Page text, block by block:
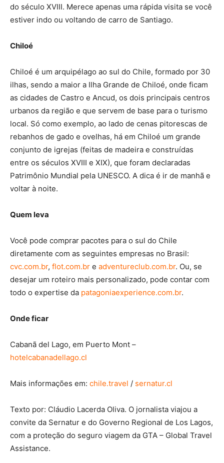
do século XVIII. Merece apenas uma rápida visita se você
estiver indo ou voltando de carro de Santiago.
Chiloé
Chiloé é um arquipélago ao sul do Chile, formado por 30
ilhas, sendo a maior a Ilha Grande de Chiloé, onde ficam
as cidades de Castro e Ancud, os dois principais centros
urbanos da região e que servem de base para o turismo
local. Só como exemplo, ao lado de cenas pitorescas de
rebanhos de gado e ovelhas, há em Chiloé um grande
conjunto de igrejas (feitas de madeira e construídas
entre os séculos XVIII e XIX), que foram declaradas
Patrimônio Mundial pela UNESCO. A dica é ir de manhã e
voltar à noite.
Quem leva
Você pode comprar pacotes para o sul do Chile
diretamente com as seguintes empresas no Brasil:
cvc.com.br, flot.com.br e adventureclub.com.br. Ou, se
desejar um roteiro mais personalizado, pode contar com
todo o expertise da patagoniaexperience.com.br.
Onde ficar
Cabanã del Lago, em Puerto Mont –
hotelcabanadellago.cl
Mais informações em: chile.travel / sernatur.cl
Texto por: Cláudio Lacerda Oliva. O jornalista viajou a
convite da Sernatur e do Governo Regional de Los Lagos,
com a proteção do seguro viagem da GTA – Global Travel
Assistance.